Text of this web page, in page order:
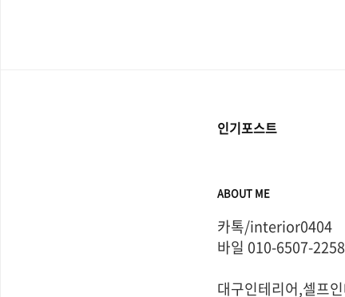
인기포스트
ABOUT ME
카톡/interior0404
바일 010-6507-2258
대구인테리어,셀프